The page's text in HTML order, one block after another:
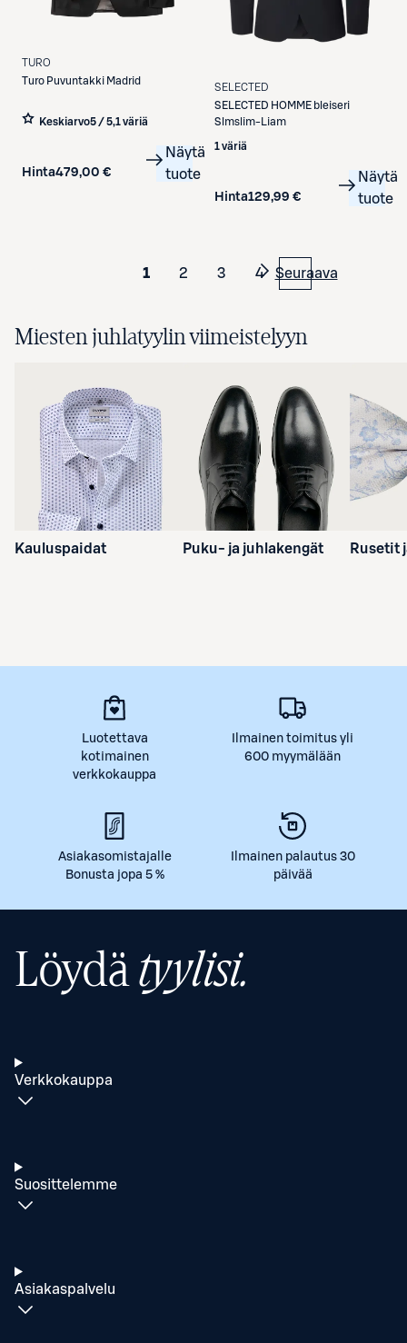
TURO
Turo Puvuntakki Madrid
Keskiarvo5 / 5,1 väriä
Hinta479,00 €
Näytä
tuote
SELECTED
SELECTED HOMME bleiseri
Slmslim-Liam
1 väriä
Hinta129,99 €
Näytä
tuote
1 2 3 4 Seuraava
Miesten juhlatyylin viimeistelyyn
Kauluspaidat Puku- ja juhlakengät Rusetit
Luotettava
kotimainen
verkkokauppa
Ilmainen toimitus yli
600 myymälään
Asiakasomistajalle
Bonusta jopa 5 %
Ilmainen palautus 30
päivää
Löydä tyylisi.
Verkkokauppa
Suosittelemme
Asiakaspalvelu